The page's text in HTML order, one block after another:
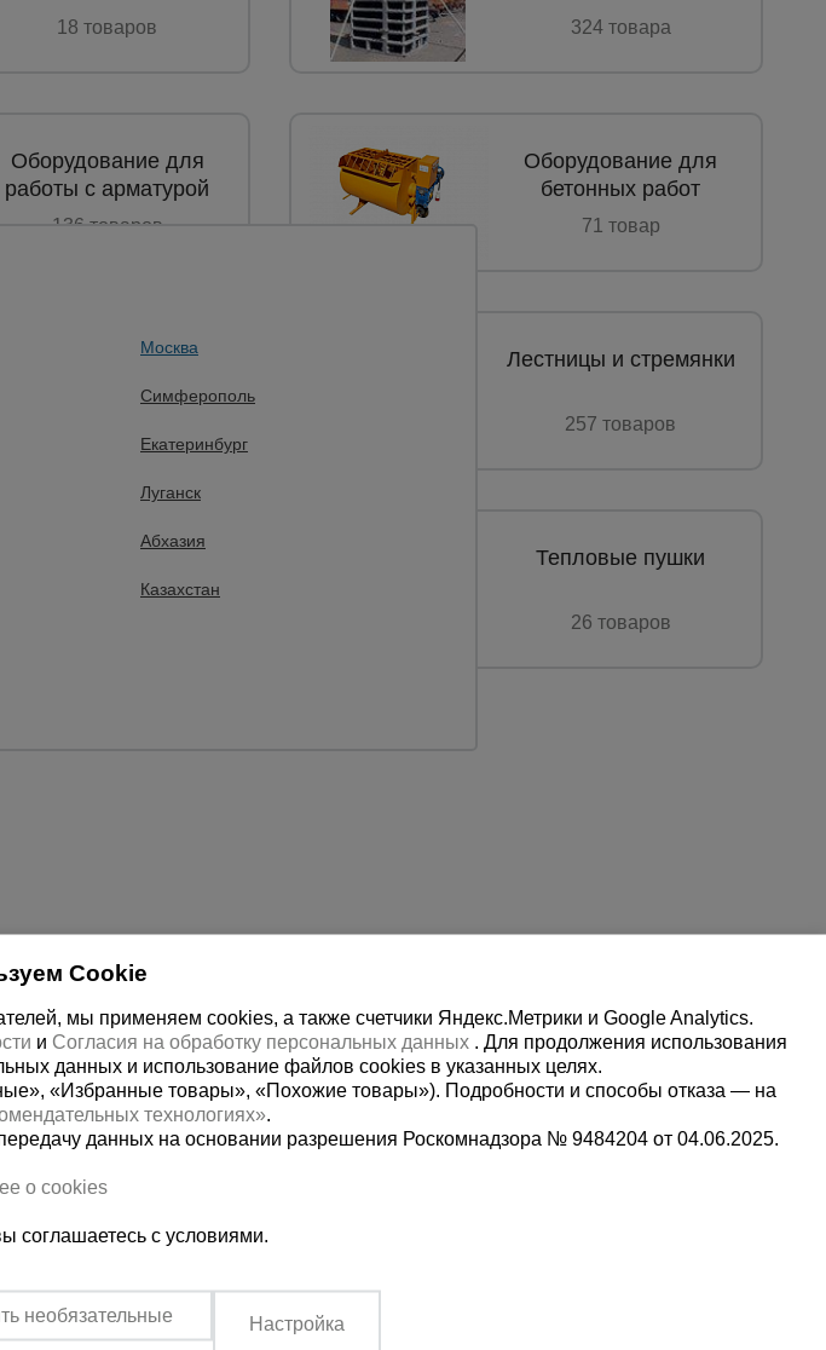
всех
товаров
18 товаров 324 товарa
Оборудование для
работы с арматурой
136 товаров
Оборудование для
бетонных работ
71 товар
Тачки строительные и
садовые
Лестницы и стремянки
257 товаров
Тепловые пушки
26 товаров
+7 (495) 640-80-81
Заказать звонок
Сб-Вс: выходной
Мы в социальных сетях:
Москва
Симферополь
Екатеринбург
Луганск
Абхазия
Казахстан
Cookie
мы применяем cookies, а также счетчики Яндекс.Метрики и Google Analytics.
и Согласия на обработку персональных данных . Для продолжения использования
данных и использование файлов cookies в указанных целях.
«Избранные товары», «Похожие товары»). Подробности и способы отказа — на
технологиях».
данных на основании разрешения Роскомнадзора № 9484204 от 04.06.2025.
о cookies
соглашаетесь с условиями.
необязательные Настройка